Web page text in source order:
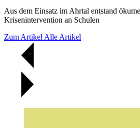
Aus dem Einsatz im Ahrtal entstand
Krisenintervention an Schulen
Zum Artikel Alle Artikel